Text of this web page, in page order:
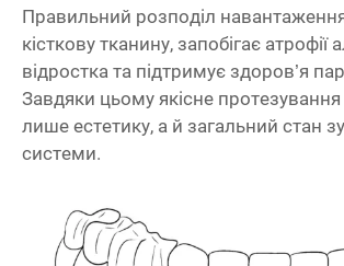
Правильний розподіл навантаження
кісткову тканину, запобігає атрофії
відростка та підтримує здоров’я
Завдяки цьому якісне
лише естетику, а й загальний стан
системи.